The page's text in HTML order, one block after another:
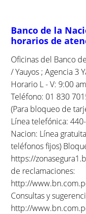
Banco de la
horarios de
Oficinas del Banco
/ Yauyos ; Agencia 3
Horario L - V: 9:00
Teléfono: 01 830
(Para bloqueo de
Línea telefónica:
Nacion: Línea
teléfonos fijos)
https://
de reclamaciones:
http://
Consultas y
http://